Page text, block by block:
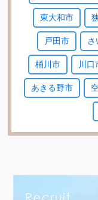
東大和市
戸田市 さ
桶川市 川口
あきる野市